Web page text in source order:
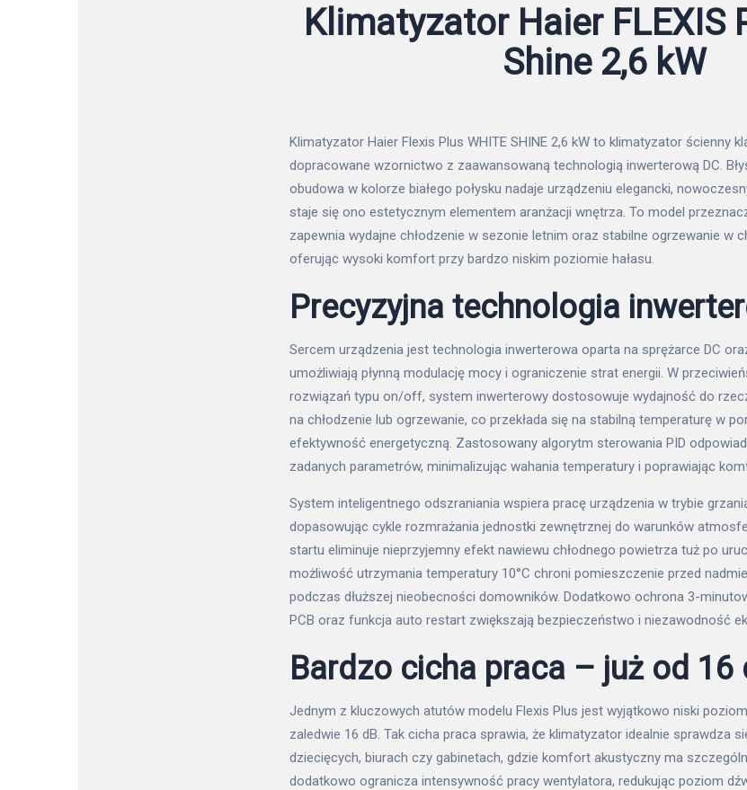
Klimatyzator Haier FLEXIS
Shine 2,6 kW
Klimatyzator Haier Flexis Plus WHITE SHINE 2,6 kW to klimatyzator ścienny
dopracowane wzornictwo z zaawansowaną technologią inwerterową DC.
obudowa w kolorze białego połysku nadaje urządzeniu elegancki,
staje się ono estetycznym elementem aranżacji wnętrza. To model
zapewnia wydajne chłodzenie w sezonie letnim oraz stabilne ogrzewanie w
oferując wysoki komfort przy bardzo niskim poziomie hałasu.
Precyzyjna technologia
Sercem urządzenia jest technologia inwerterowa oparta na sprężarce DC
umożliwiają płynną modulację mocy i ograniczenie strat energii. W
rozwiązań typu on/off, system inwerterowy dostosowuje wydajność do
na chłodzenie lub ogrzewanie, co przekłada się na stabilną temperaturę w
efektywność energetyczną. Zastosowany algorytm sterowania PID
zadanych parametrów, minimalizując wahania temperatury i poprawiając
System inteligentnego odszraniania wspiera pracę urządzenia w trybie
dopasowując cykle rozmrażania jednostki zewnętrznej do warunków
startu eliminuje nieprzyjemny efekt nawiewu chłodnego powietrza tuż po
możliwość utrzymania temperatury 10°C chroni pomieszczenie przed
podczas dłuższej nieobecności domowników. Dodatkowo ochrona 3-
PCB oraz funkcja auto restart zwiększają bezpieczeństwo i niezawodność
Bardzo cicha praca – już od 16
Jednym z kluczowych atutów modelu Flexis Plus jest wyjątkowo niski
zaledwie 16 dB. Tak cicha praca sprawia, że klimatyzator idealnie sprawdza
dziecięcych, biurach czy gabinetach, gdzie komfort akustyczny ma
dodatkowo ogranicza intensywność pracy wentylatora, redukując poziom